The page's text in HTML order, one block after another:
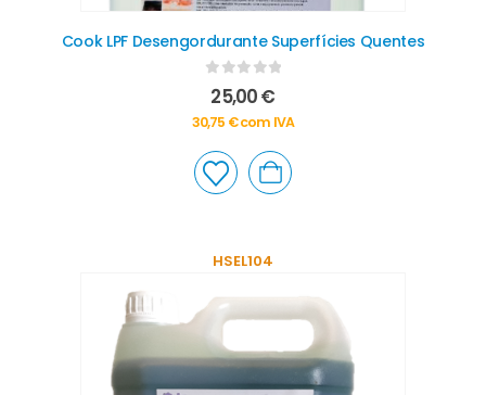
Cook LPF Desengordurante Superfícies Quentes
0out of 5
25,00€
30,75 €com IVA
HSEL104